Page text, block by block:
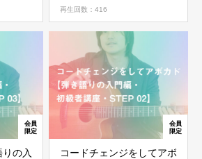
STEP 04】
再生回数：416
の入
コードチェンジをしてアボ
ログイン情報を記憶する
パスワードを忘れた場合